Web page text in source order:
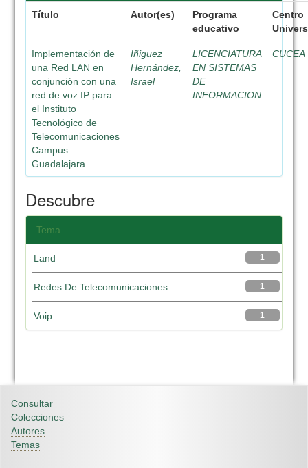
Título Autor(es)
Programa
educativo
Centro
Implementación de
una Red LAN en
conjunción con una
red de voz IP para
el Instituto
Tecnológico de
Telecomunicaciones
Campus
Guadalajara
Iñiguez
Hernández,
Israel
LICENCIATURA
EN SISTEMAS
DE
INFORMACION
CUCEA
Descubre
Tema
1
Land
1
Redes De Telecomunicaciones
1
Voip
Consultar
Colecciones
Autores
Temas